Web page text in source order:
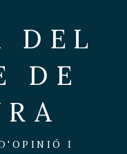
DEL
DE
I